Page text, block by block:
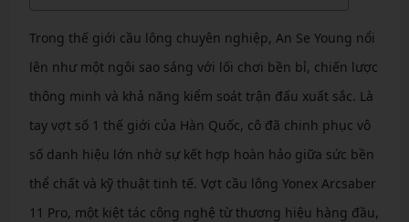
Trong thế giới cầu lông chuyên nghiệp, An Se Young nổi
lên như một ngôi sao sáng với lối chơi bền bỉ, chiến lược
thông minh và khả năng kiểm soát trận đấu xuất sắc. Là
tay vợt số 1 thế giới của Hàn Quốc, cô đã chinh phục vô
số danh hiệu lớn nhờ sự kết hợp hoàn hảo giữa sức bền
thể chất và kỹ thuật tinh tế. Vợt cầu lông Yonex Arcsaber
11 Pro, một kiệt tác công nghệ từ thương hiệu hàng đầu,